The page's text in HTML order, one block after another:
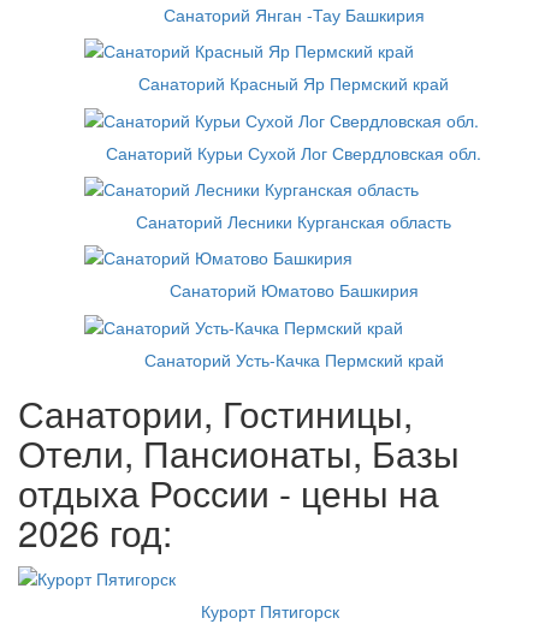
Санаторий Янган -Тау Башкирия
Санаторий Красный Яр Пермский край
Санаторий Курьи Сухой Лог Свердловская обл.
Санаторий Лесники Курганская область
Санаторий Юматово Башкирия
Санаторий Усть-Качка Пермский край
Санатории, Гостиницы,
Отели, Пансионаты, Базы
отдыха России - цены на
2026 год:
Курорт Пятигорск